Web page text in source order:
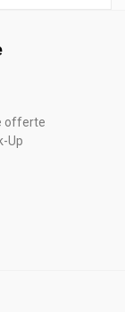
offerte
Up